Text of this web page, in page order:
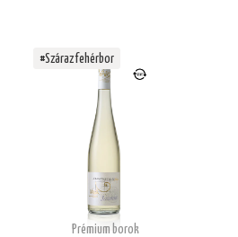
Prémium borok
#Száraz fehérbor